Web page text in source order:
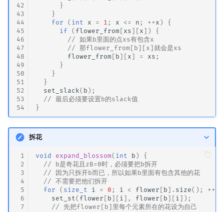
42
43
44
45
46
47
48
49
50
51
52
53
54
}
}
for
( int x = 1 ; x <= n ; ++ x )
{
if
( flower_from [ xs ][ x ])
{
// 如果b里面的点xs有包含x
// 那flower_from[b][x]就会是xs
flower_from [ b ][ x ] = xs ;
}
}
}
set_slack( b );
// 最后必须要设置b的slack值
}
拆花
1
2
3
4
5
6
7
void expand_blossom( int b )
{
// b是奇花且zB=0时，必须要把b拆开
// 因为只拆开b而已，所以如果b里面有包含其他的花
// 不需要把他们拆开
for
( size_t i = 0 ; i < flower [ b ]. size(); ++
set_st ( flower [ b ][ i ], flower [ b ][ i ]);
// 先把flower[b]里每个元素所在的花设为自己